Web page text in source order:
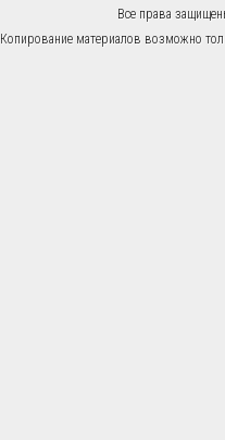
Все права
Копирование материалов возможно